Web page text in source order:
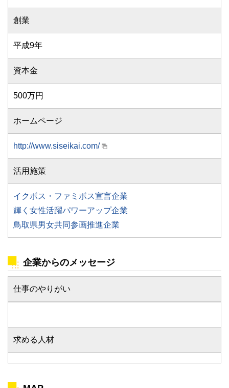
創業
平成9年
資本金
500万円
ホームページ
http://www.siseikai.com/
活用施策
イクボス・ファミボス宣言企業
輝く女性活躍パワーアップ企業
鳥取県男女共同参画推進企業
企業からのメッセージ
仕事のやりがい
求める人材